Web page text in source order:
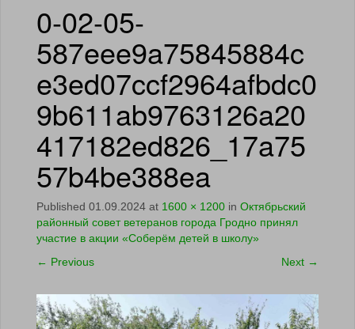
0-02-05-
587eee9a75845884c
e3ed07ccf2964afbdc0
9b611ab9763126a20
417182ed826_17a75
57b4be388ea
Published 01.09.2024 at 1600 × 1200 in Октябрьский
районный совет ветеранов города Гродно принял
участие в акции «Соберём детей в школу»
← Previous Next →